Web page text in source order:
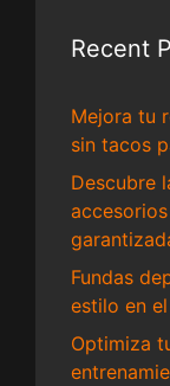
Recent
Mejora tu
sin tacos
Descubre
Fundas
estilo en
Optimiza